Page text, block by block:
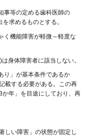
事等の定める歯科医師の
求めるものとする。
機能障害が軽微～軽度な
身体障害者に該当しない。
」が基本条件であるか
載する必要がある。この再
年」を目途にしており、再
しい障害」の状態が固定し